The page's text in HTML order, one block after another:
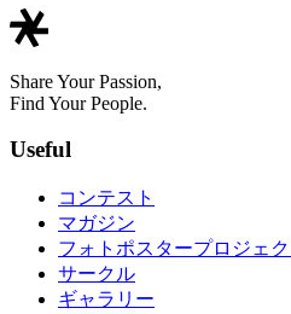
Share Your Passion,
Find Your People.
Useful
コンテスト
マガジン
フォトポスタープロジェク
サークル
ギャラリー